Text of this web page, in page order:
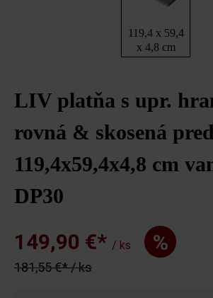
119,4 x 59,4
x 4,8 cm
LIV platňa s upr.
rovná & skosená
119,4x59,4x4,8 cm
DP30
149,90 €* / ks %
181,55 €* / ks